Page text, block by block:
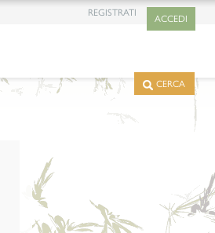
ACCEDI
CERCA
REGISTRATI